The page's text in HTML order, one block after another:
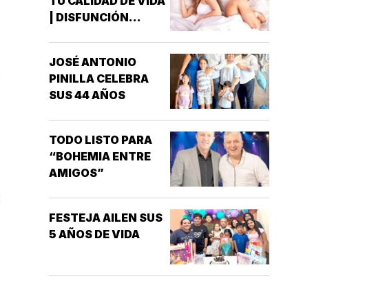
| DISFUNCIÓN
DE LOS
TRASTORNOS
SEXUALES QUE
GENERADO PARA LA
INVESTIGACIÓN DE
NUEVOS
LA DISFUNCIÓN
ERÉCTIL
(INCAPACIDAD DE
JOSÉ ANTONIO
PINILLA CELEBRA
SUS 44 AÑOS
TODO LISTO PARA
“BOHEMIA ENTRE
AMIGOS”
FESTEJA AILEN SUS
5 AÑOS DE VIDA